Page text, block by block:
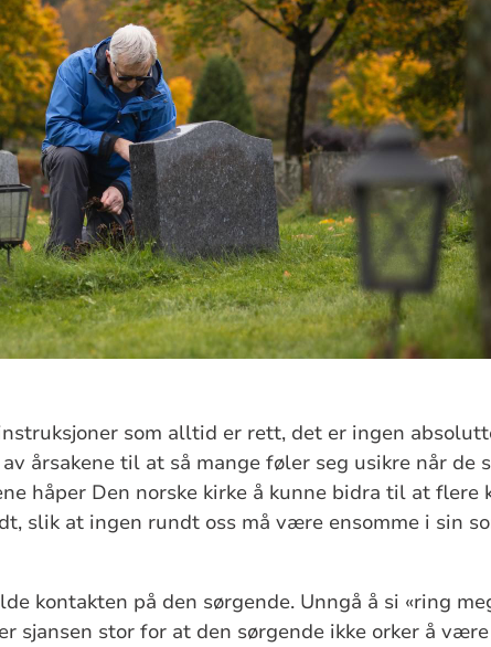
som alltid er rett, det er ingen
årsakene til at så mange føler seg usikre når de
håper Den norske kirke å kunne bidra til at flere
slik at ingen rundt oss må være ensomme i sin
kontakten på den sørgende. Unngå å si «ring
sjansen stor for at den sørgende ikke orker å